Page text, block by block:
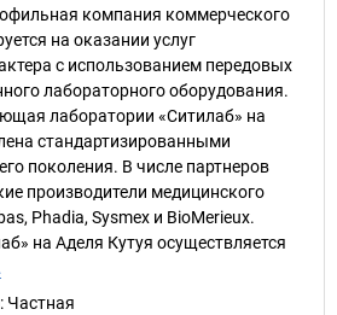
компания коммерческого
на оказании услуг
с использованием передовых
лабораторного оборудования.
лаборатории «Ситилаб» на
стандартизированными
поколения. В числе партнеров
производители медицинского
Phadia, Sysmex и BioMerieux.
на Аделя Кутуя осуществляется
: Частная